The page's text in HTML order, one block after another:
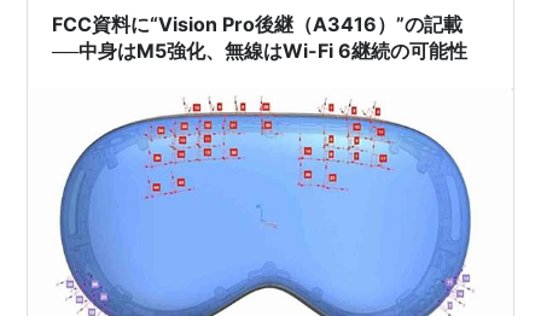
がで…
FCC資料に“Vision Pro後継（A3416）”の記載
──中身はM5強化、無線はWi-Fi 6継続の可能性